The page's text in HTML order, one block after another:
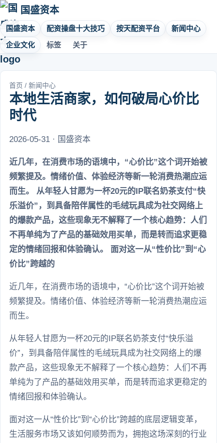
国盛资本
国盛资本 配资操盘十大技巧 按天配资平台
新闻中心
企业文化
标签 关于
首页 / 新闻中心
本地生活商家，如何破局心价比
时代
2026-05-31 · 国盛资本
近几年，在消费市场的语境中，“心价比”这个词开始被
频繁提及。情绪价值、体验经济等新一轮消费热潮应运
而生。 从年轻人甘愿为一杯20元的IP联名奶茶支付“快
乐溢价”，到具备陪伴属性的毛绒玩具成为社交网络上
的爆款产品，这些现象无不解释了一个核心趋势：人们
不再单纯为了产品的基础效用买单，而是转而追求更稳
定的情绪回报和体验确认。 面对这一从“性价比”到“心
价比”跨越的
近几年，在消费市场的语境中，“心价比”这个词开始被
频繁提及。情绪价值、体验经济等新一轮消费热潮应运
而生。
从年轻人甘愿为一杯20元的IP联名奶茶支付“快乐溢
价”，到具备陪伴属性的毛绒玩具成为社交网络上的爆
款产品，这些现象无不解释了一个核心趋势：人们不再
单纯为了产品的基础效用买单，而是转而追求更稳定的
情绪回报和体验确认。
面对这一从“性价比”到“心价比”跨越的底层逻辑变革，
生活服务市场又该如何顺势而为，拥抱这场深刻的行业